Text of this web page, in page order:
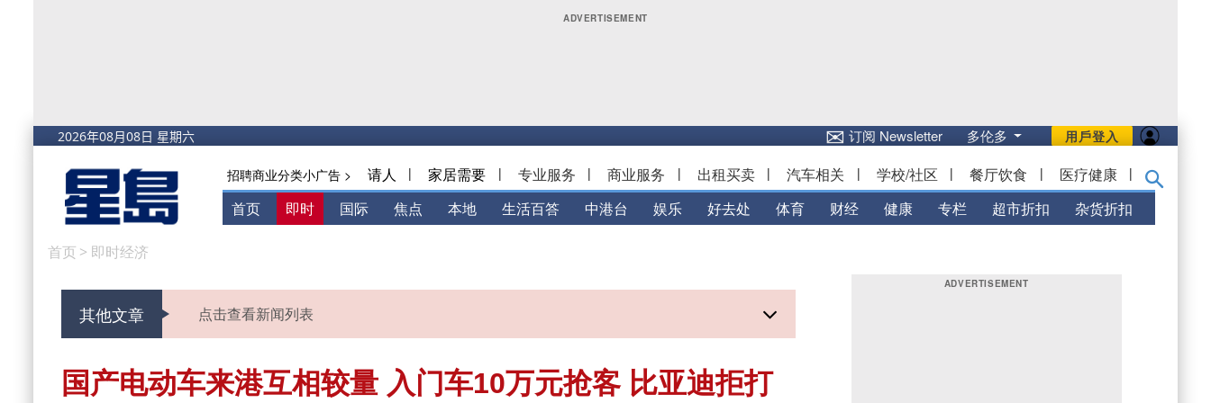
用戶登入
✉订阅 Newsletter 多伦多
招聘商业分类小广告 > 请人 | 家居需要 | 专业服务 | 商业服务 | 出租买卖 | 汽车相关 | 学校/社区 | 餐厅饮食 | 医疗健康 |
首页 即时 国际 焦点 本地 生活百答 中港台 娱乐 好去处 体育 财经 健康 专栏 超市折扣 杂货折扣
首页 > 即时经济
其他文章 点击查看新闻列表
国产电动车来港互相较量 入门车10万元抢客 比亚迪拒打